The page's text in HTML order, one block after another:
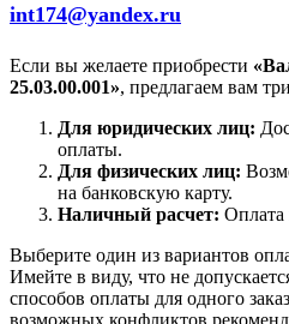
int174@yandex.ru
Если вы желаете приобрести
25.03.00.001», предлагаем вам
Для юридических лиц:
оплаты.
Для физических лиц:
на банковскую карту.
Наличный расчет: Оплата
Выберите один из вариантов
Имейте в виду, что не
способов оплаты для одного
возможных конфликтов